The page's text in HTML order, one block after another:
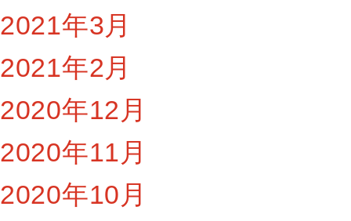
2021年3月
2021年2月
2020年12月
2020年11月
2020年10月